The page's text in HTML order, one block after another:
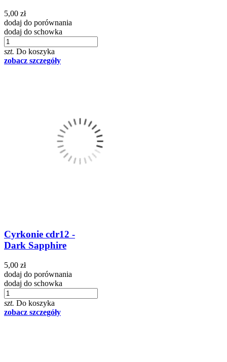
5,00 zł
dodaj do porównania
dodaj do schowka
szt. Do koszyka
zobacz szczegóły
Cyrkonie cdr12 -
Dark Sapphire
5,00 zł
dodaj do porównania
dodaj do schowka
szt. Do koszyka
zobacz szczegóły